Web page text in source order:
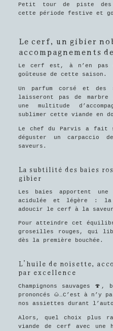
Petit tour de piste des
cette période festive et
Le cerf, un gibier
accompagnements
Le cerf est, à n’en
goûteuse de cette saison.
Un parfum corsé et des
laisseront pas de
une multitude
sublimer cette viande en
Le chef du Parvis a fait
déguster un carpaccio
saveurs.
La subtilité des baies
gibier
Les baies apportent une
acidulée et légère : la
adoucir le cerf à la
Pour atteindre cet
groseilles rouges, qui
dès la première bouchée.
L’huile de noisette,
par excellence
Champignons sauvages
prononcés 🌰…C’est à n’y
nos assiettes durant
Alors, quel choix plus
viande de cerf avec une